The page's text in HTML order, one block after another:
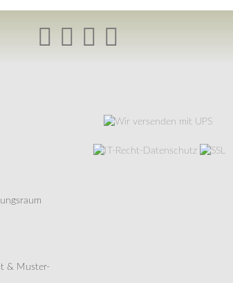
& Muster-